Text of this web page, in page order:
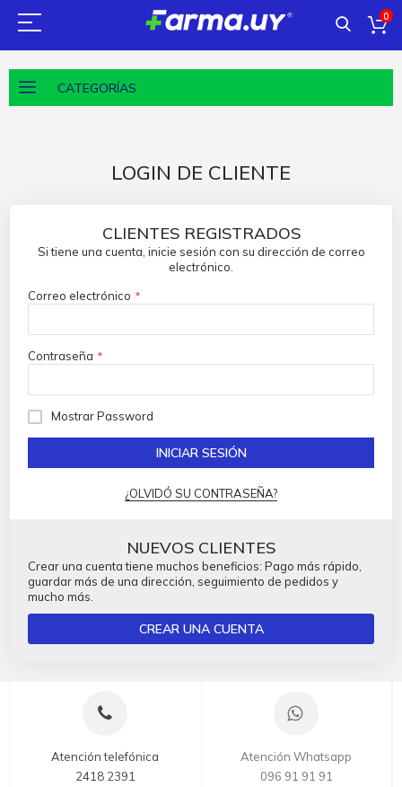
0
CATEGORÍAS
LOGIN DE CLIENTE
CLIENTES REGISTRADOS
Si tiene una cuenta, inicie sesión con su dirección de correo
electrónico.
Correo electrónico
Contraseña
Mostrar Password
INICIAR SESIÓN
¿OLVIDÓ SU CONTRASEÑA?
NUEVOS CLIENTES
Crear una cuenta tiene muchos beneficios: Pago más rápido,
guardar más de una dirección, seguimiento de pedidos y
mucho más.
CREAR UNA CUENTA
Atención telefónica
2418 2391
Atención Whatsapp
096 91 91 91